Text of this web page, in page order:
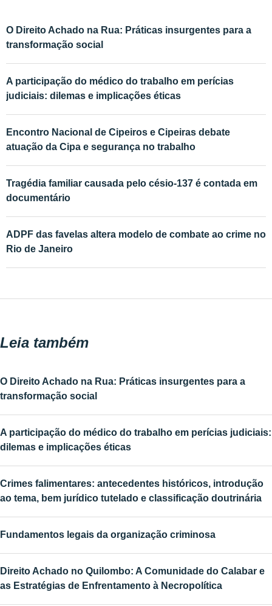
O Direito Achado na Rua: Práticas insurgentes para a
transformação social
A participação do médico do trabalho em perícias
judiciais: dilemas e implicações éticas
Encontro Nacional de Cipeiros e Cipeiras debate
atuação da Cipa e segurança no trabalho
Tragédia familiar causada pelo césio-137 é contada em
documentário
ADPF das favelas altera modelo de combate ao crime no
Rio de Janeiro
Leia também
O Direito Achado na Rua: Práticas insurgentes para a
transformação social
A participação do médico do trabalho em perícias judiciais:
dilemas e implicações éticas
Crimes falimentares: antecedentes históricos, introdução
ao tema, bem jurídico tutelado e classificação doutrinária
Fundamentos legais da organização criminosa
Direito Achado no Quilombo: A Comunidade do Calabar e
as Estratégias de Enfrentamento à Necropolítica